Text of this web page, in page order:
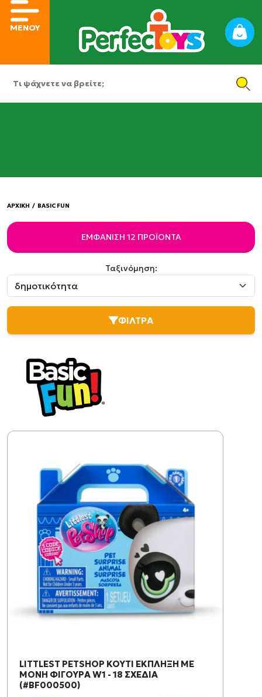
ΜΕΝΟΥ
ΑΡΧΙΚΗ / BASIC FUN
ΕΜΦΆΝΙΣΗ 12 ΠΡΟΪΌΝΤΑ
Ταξινόμηση:
ΦΙΛΤΡΑ
LITTLEST PETSHOP ΚΟΥΤΙ ΕΚΠΛΗΞΗ ΜΕ
ΜΟΝΗ ΦΙΓΟΥΡΑ W1 - 18 ΣΧΕΔΙΑ
(#BF000500)